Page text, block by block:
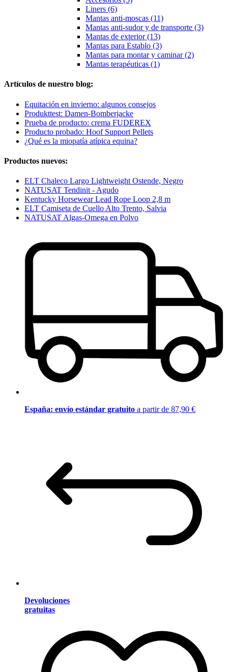
Liners (6)
Mantas anti-moscas (11)
Mantas anti-sudor y de transporte (3)
Mantas de exterior (13)
Mantas para Establo (3)
Mantas para montar y caminar (2)
Mantas terapéuticas (1)
Artículos de nuestro blog:
Equitación en invierno: algunos consejos
Produkttest: Damen-Bomberjacke
Prueba de producto: crema FUDEREX
Producto probado: Hoof Support Pellets
¿Qué es la miopatía atípica equina?
Productos nuevos:
ELT Chaleco Largo Lightweight Ostende, Negro
NATUSAT Tendinit - Agudo
Kentucky Horsewear Lead Rope Loop 2,8 m
ELT Camiseta de Cuello Alto Trento, Salvia
NATUSAT Algas-Omega en Polvo
España: envío estándar gratuito a partir de 87,90 €
Devoluciones
gratuitas